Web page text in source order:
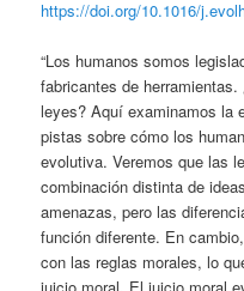
https://doi.org/10.1016/
“Los humanos somos
fabricantes de
leyes? Aquí examinamos la
pistas sobre cómo los
evolutiva. Veremos que las
combinación distinta de
amenazas, pero las
función diferente. En
con las reglas morales, lo